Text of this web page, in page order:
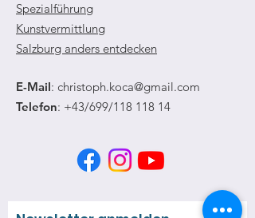
Spezialführung
Kunstvermittlung
Salzburg anders entdecken
E-Mail: christoph.koca@gmail.com
Telefon: +43/699/118 118 14